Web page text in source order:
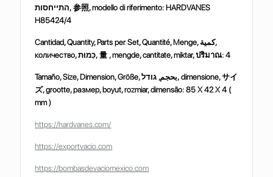
התייחסות,参照, modello di riferimento: HARDVANES
H85424/4
Cantidad, Quantity, Parts per Set, Quantité, Menge, كمية,
количество, כַּמוּת,量 , mengde, cantitate, miktar,ปริมาณ: 4
Tamaño, Size, Dimension, Größe, بحجم, גודל, dimensione,サイ
ズ, grootte, размер, boyut, rozmiar, dimensão: 85 X 42 X 4 (
mm )
https://hardvanes.com/
https://exportvacio.com
https://bombasdevaciomexico.com